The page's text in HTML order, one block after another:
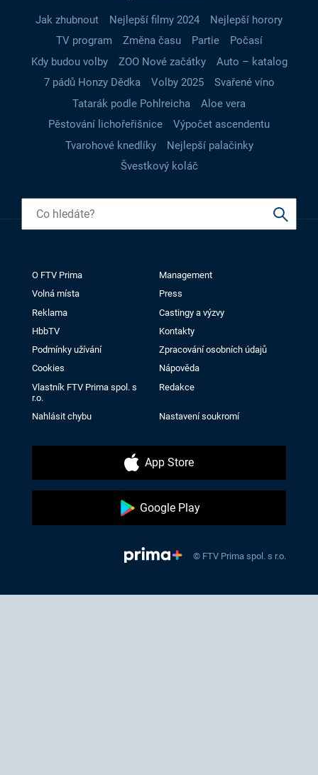
Jak zhubnout Nejlepší filmy 2024
Nejlepší horory
TV program
Změna času Partie
Počasí
Kdy budou volby
ZOO Nové začátky
Auto – katalog
7 pádů Honzy Dědka
Volby 2025
Svařené víno
Tatarák podle Pohlreicha
Aloe vera
Pěstování lichořeřišnice
Výpočet ascendentu
Tvarohové knedlíky
Nejlepší palačinky
Švestkový koláč
O FTV Prima
Management
Volná místa
Press
Reklama
Castingy a výzvy
HbbTV
Kontakty
Podmínky užívání
Zpracování osobních údajů
Cookies
Nápověda
Vlastník FTV Prima spol. s
r.o.
Redakce
Nahlásit chybu Nastavení soukromí
App Store
Google Play
© FTV Prima spol. s r.o.